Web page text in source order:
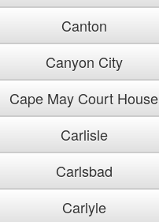
Canton
Canyon City
Cape May Court House
Carlisle
Carlsbad
Carlyle